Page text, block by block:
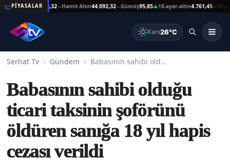
PİYASALAR
Altın44.092,32 —Hamit Altın44.092,32—Gümüş95,85▲18-ayar-altin4.761,45—14-ayar-
Kars26°C
Serhat Tv Gündem Babasının sahibi olduğu ticari taksinin şoförünü öldüren sanığa 18 yıl hapis cezası verildi
Babasının sahibi olduğu
ticari taksinin şoförünü
öldüren sanığa 18 yıl hapis
cezası verildi